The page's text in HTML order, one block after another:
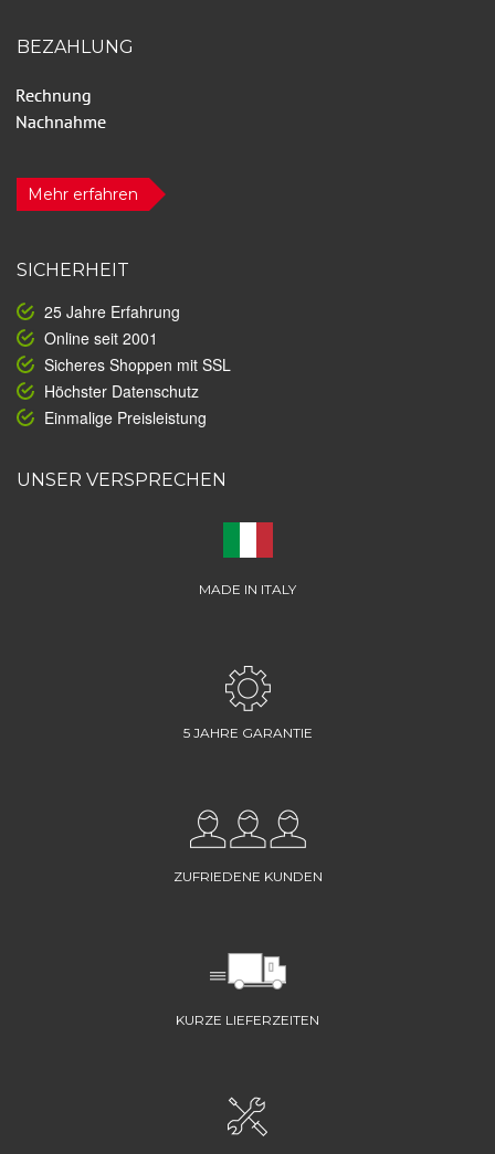
BEZAHLUNG
Mehr erfahren
SICHERHEIT
25 Jahre Erfahrung
Online seit 2001
Sicheres Shoppen mit SSL
Höchster Datenschutz
Einmalige Preisleistung
UNSER VERSPRECHEN
MADE IN ITALY
5 JAHRE GARANTIE
ZUFRIEDENE KUNDEN
KURZE LIEFERZEITEN